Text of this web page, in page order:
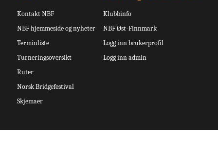
Kontakt NBF
NBF hjemmeside og nyheter
Terminliste
Turneringsoversikt
Ruter
Norsk Bridgefestival
Skjemaer
Klubbinfo
NBF Øst-Finnmark
Logg inn brukerprofil
Logg inn admin